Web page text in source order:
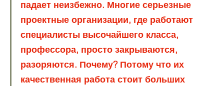
падает неизбежно. Многие серьезные
проектные организации, где работают
специалисты высочайшего класса,
профессора, просто закрываются,
разоряются. Почему? Потому что их
качественная работа стоит больших